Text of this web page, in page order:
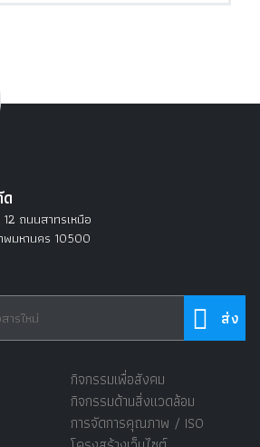
ถนนสาทรเหนือ
พมหานคร 10500
กิจกรรมเพื่อสังคม
กิจกรรมด้านสิ่งแวดล้อม
การจัดการคุณภาพ / ISO